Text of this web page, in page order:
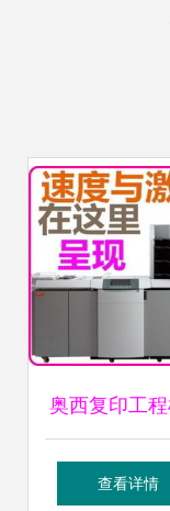
奥西复印工
价优惠 宗春办
查看详情